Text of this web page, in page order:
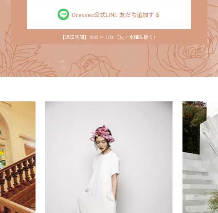
Dresses公式LINE 友だち追加する
【返信時間】10:00 〜 17:00（火・水曜を除く）